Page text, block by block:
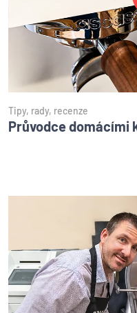
Tipy, rady, recenze
Průvodce domácími